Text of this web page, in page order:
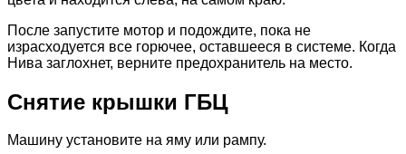
После запустите мотор и подождите, пока не
израсходуется все горючее, оставшееся в системе. Когда
Нива заглохнет, верните предохранитель на место.
Снятие крышки ГБЦ
Машину установите на яму или рампу.